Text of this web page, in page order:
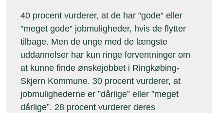
40 procent vurderer, at de har ”gode” eller
”meget gode” jobmuligheder, hvis de flytter
tilbage. Men de unge med de længste
uddannelser har kun ringe forventninger om
at kunne finde ønskejobbet i Ringkøbing-
Skjern Kommune. 30 procent vurderer, at
jobmulighederne er ”dårlige” eller ”meget
dårlige”. 28 procent vurderer deres